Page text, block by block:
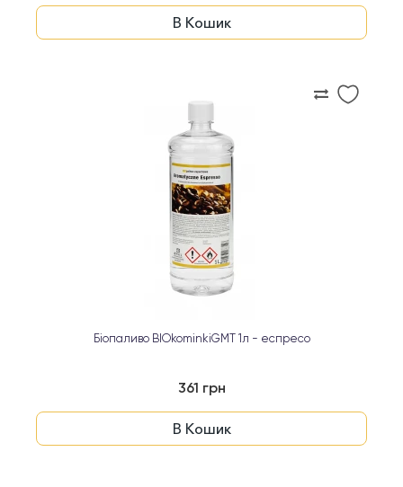
В Кошик
Біопаливо BIOkominkiGMT 1л - еспресо
361 грн
В Кошик